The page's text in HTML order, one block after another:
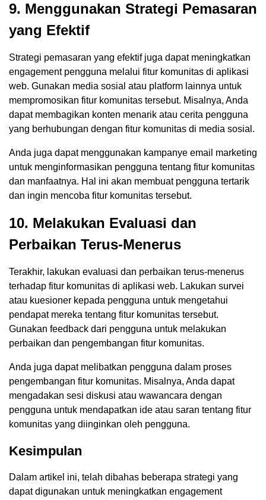
9. Menggunakan Strategi Pemasaran
yang Efektif
Strategi pemasaran yang efektif juga dapat meningkatkan
engagement pengguna melalui fitur komunitas di aplikasi
web. Gunakan media sosial atau platform lainnya untuk
mempromosikan fitur komunitas tersebut. Misalnya, Anda
dapat membagikan konten menarik atau cerita pengguna
yang berhubungan dengan fitur komunitas di media sosial.
Anda juga dapat menggunakan kampanye email marketing
untuk menginformasikan pengguna tentang fitur komunitas
dan manfaatnya. Hal ini akan membuat pengguna tertarik
dan ingin mencoba fitur komunitas tersebut.
10. Melakukan Evaluasi dan
Perbaikan Terus-Menerus
Terakhir, lakukan evaluasi dan perbaikan terus-menerus
terhadap fitur komunitas di aplikasi web. Lakukan survei
atau kuesioner kepada pengguna untuk mengetahui
pendapat mereka tentang fitur komunitas tersebut.
Gunakan feedback dari pengguna untuk melakukan
perbaikan dan pengembangan fitur komunitas.
Anda juga dapat melibatkan pengguna dalam proses
pengembangan fitur komunitas. Misalnya, Anda dapat
mengadakan sesi diskusi atau wawancara dengan
pengguna untuk mendapatkan ide atau saran tentang fitur
komunitas yang diinginkan oleh pengguna.
Kesimpulan
Dalam artikel ini, telah dibahas beberapa strategi yang
dapat digunakan untuk meningkatkan engagement